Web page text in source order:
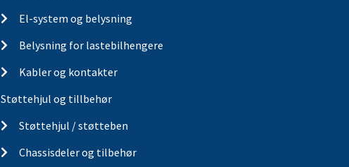
El-system og belysning
Belysning for lastebilhengere
Kabler og kontakter
Støttehjul og tillbehør
Støttehjul / støtteben
Chassisdeler og tilbehør